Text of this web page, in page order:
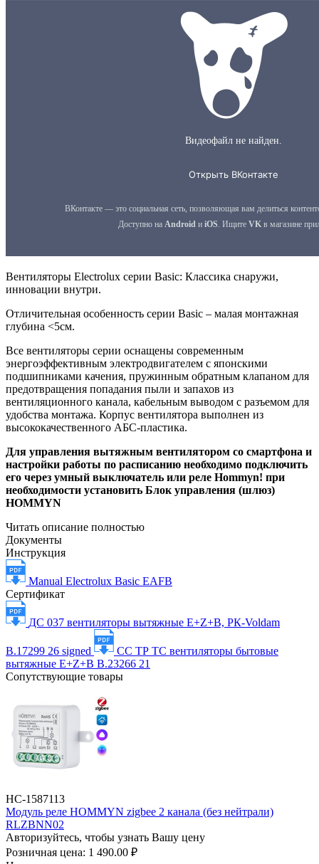
Вентиляторы Electrolux серии Basic: Классика снаружи,
инновации внутри.
Отличительная особенность серии Basic – малая монтажная
глубина <5см.
Все вентиляторы серии оснащены современным
энергоэффективным электродвигателем с японскими
подшипниками качения, пружинным обратным клапаном для
предотвращения попадания пыли и запахов из
вентиляционного канала, кабельным выводом с разъемом для
удобства монтажа. Корпус вентилятора выполнен из
высококачественного АБС-пластика.
Для управления вытяжным вентилятором со смартфона и
настройки работы по расписанию необходимо подключить
его через умный выключатель или реле Hommyn! при
необходимости установить Блок управления (шлюз)
HOMMYN
Читать описание полностью
Документы
Инструкция
Manual Electrolux Basic EAFB
Сертификат
ДС 037 вентиляторы вытяжные E+Z+B, РК-Voldam
В.17299 26 signed
СС ТР ТС вентиляторы бытовые
вытяжные E+Z+B B.23266 21
Сопутствующие товары
НС-1587113
Модуль реле HOMMYN zigbee 2 канала (без нейтрали)
RLZBNN02
Авторизуйтесь, чтобы узнать Вашу цену
Розничная цена: 1 490.00 ₽